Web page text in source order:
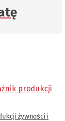
żywności i